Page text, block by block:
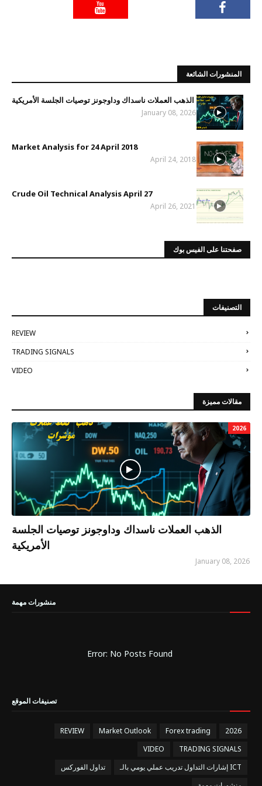
المنشورات الشائعة
الذهب العملات ناسداك وداوجونز توصيات الجلسة الأمريكية
January 08, 2026
Market Analysis for 24 April 2018
April 24, 2018
Crude Oil Technical Analysis April 27
April 26, 2021
صفحتنا على الفيس بوك
التصنيفات
REVIEW
TRADING SIGNALS
VIDEO
مقالات مميزة
2026
الذهب العملات ناسداك وداوجونز توصيات الجلسة
الأمريكية
January 08, 2026
منشورات مهمة
Error: No Posts Found
تصنيفات الموقع
2026
Forex trading
Market Outlook
REVIEW
TRADING SIGNALS
VIDEO
إشارات التداول تدريب عملي يومي بالـ ICT
تداول الفوركس